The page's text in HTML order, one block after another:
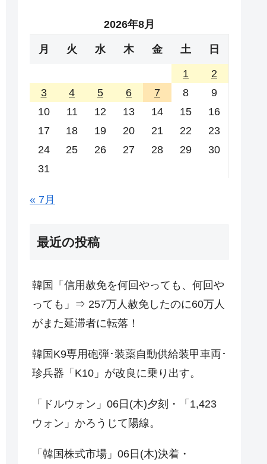
2026年8月
月 火 水 木 金 土 日
1
2
3
4 5 6 7 8
9
10
11 12 13 14 15
16
17
18 19 20 21 22
23
24
25 26 27 28 29
30
31
« 7月
最近の投稿
韓国「信用赦免を何回やっても、何回や
っても」⇒ 257万人赦免したのに60万人
がまた延滞者に転落！
韓国K9専用砲弾･装薬自動供給装甲車両･
珍兵器「K10」が改良に乗り出す。
「ドルウォン」06日(木)夕刻・「1,423
ウォン」かろうじて陽線。
「韓国株式市場」06日(木)決着・